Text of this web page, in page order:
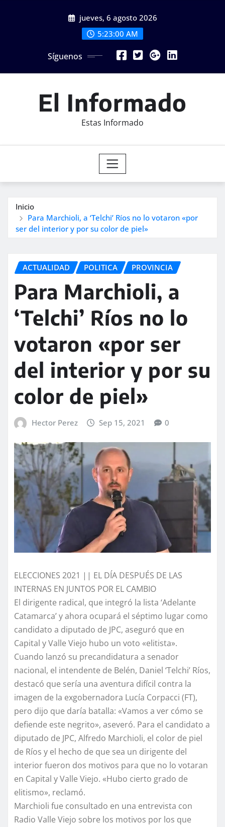
jueves, 6 agosto 2026
5:23:02 AM
Síguenos
El Informado
Estas Informado
Inicio
Para Marchioli, a ‘Telchi’ Ríos no lo votaron «por
ser del interior y por su color de piel»
ACTUALIDAD POLITICA PROVINCIA
Para Marchioli, a
‘Telchi’ Ríos no lo
votaron «por ser
del interior y por su
color de piel»
Hector Perez Sep 15, 2021 0
ELECCIONES 2021 || EL DÍA DESPUÉS DE LAS
INTERNAS EN JUNTOS POR EL CAMBIO
El dirigente radical, que integró la lista ‘Adelante
Catamarca’ y ahora ocupará el séptimo lugar como
candidato a diputado de JPC, aseguró que en
Capital y Valle Viejo hubo un voto «elitista».
Cuando lanzó su precandidatura a senador
nacional, el intendente de Belén, Daniel ‘Telchi’ Ríos,
destacó que sería una aventura difícil contra la
imagen de la exgobernadora Lucía Corpacci (FT),
pero dijo que daría batalla: «Vamos a ver cómo se
defiende este negrito», aseveró. Para el candidato a
diputado de JPC, Alfredo Marchioli, el color de piel
de Ríos y el hecho de que sea un dirigente del
interior fueron dos motivos para que no lo votaran
en Capital y Valle Viejo. «Hubo cierto grado de
elitismo», reclamó.
Marchioli fue consultado en una entrevista con
Radio Valle Viejo sobre los motivos por los que